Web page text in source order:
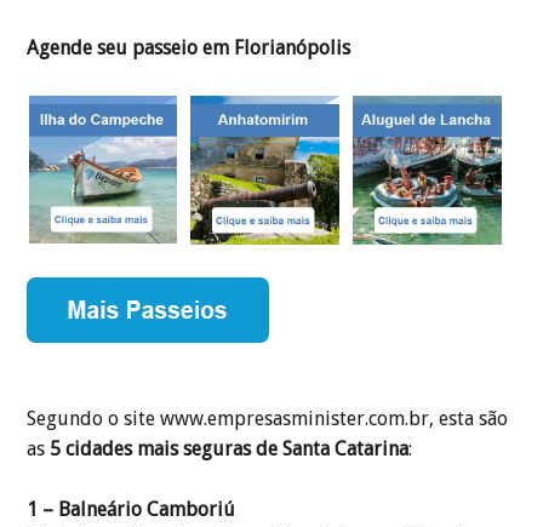
Agende seu passeio em Florianópolis
Segundo o site www.empresasminister.com.br, esta são
as 5 cidades mais seguras de Santa Catarina:
1 – Balneário Camboriú